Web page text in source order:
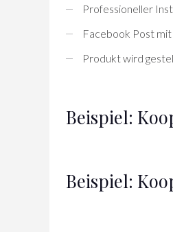
Professioneller
Facebook Post
Produkt wird
Beispiel:
Beispiel: